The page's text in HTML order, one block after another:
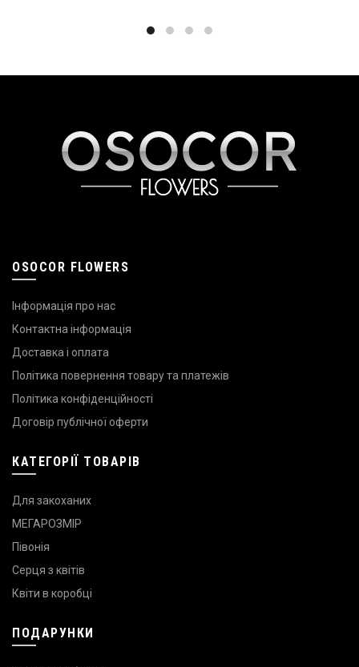
OSOCOR FLOWERS
Інформація про нас
Контактна інформація
Доставка і оплата
Політика повернення товару та платежів
Політика конфіденційності
Договір публічної оферти
КАТЕГОРІЇ ТОВАРІВ
Для закоханих
МЕГАРОЗМІР
Півонія
Серця з квітів
Квіти в коробці
ПОДАРУНКИ